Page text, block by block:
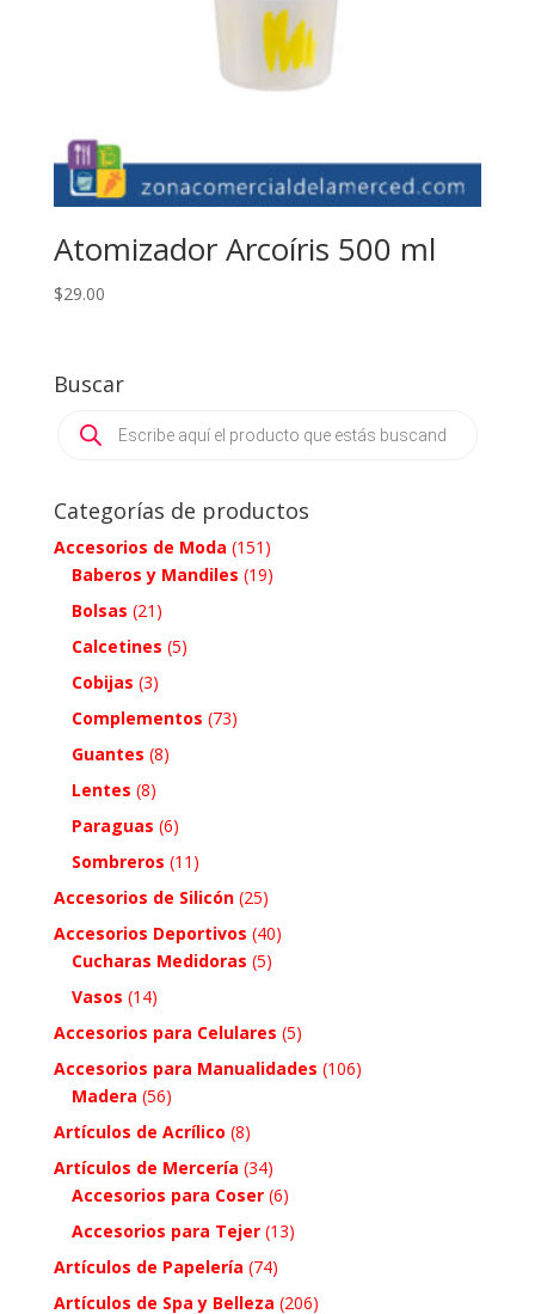
Atomizador Arcoíris 500 ml
$29.00
Buscar
search
Categorías de productos
Accesorios de Moda (151)
Baberos y Mandiles (19)
Bolsas (21)
Calcetines (5)
Cobijas (3)
Complementos (73)
Guantes (8)
Lentes (8)
Paraguas (6)
Sombreros (11)
Accesorios de Silicón (25)
Accesorios Deportivos (40)
Cucharas Medidoras (5)
Vasos (14)
Accesorios para Celulares (5)
Accesorios para Manualidades (106)
Madera (56)
Artículos de Acrílico (8)
Artículos de Mercería (34)
Accesorios para Coser (6)
Accesorios para Tejer (13)
Artículos de Papelería (74)
Artículos de Spa y Belleza (206)